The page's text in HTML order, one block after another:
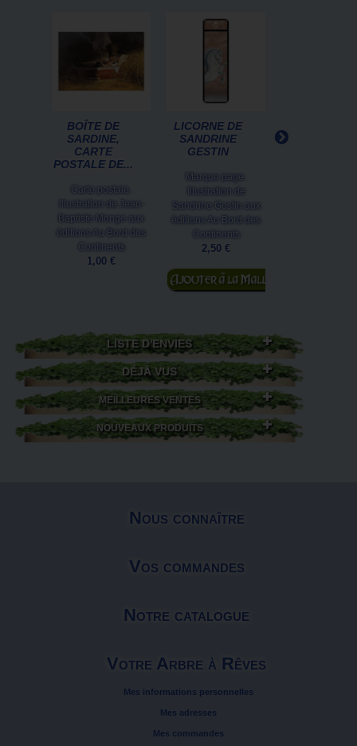
BOÎTE DE
SARDINE,
CARTE
POSTALE DE...
Carte postale.
Illustration de Jean-
Baptiste Monge aux
éditions Au Bord des
Continents
1,00 €
LICORNE DE
SANDRINE
GESTIN
Marque page.
Illustration de
Sandrine Gestin aux
éditions Au Bord des
Continents
2,50 €
Ajouter au
panier
LISTE D'ENVIES
DÉJÀ VUS
MEILLEURES VENTES
NOUVEAUX PRODUITS
Nous connaître
Vos commandes
Notre catalogue
Votre Arbre à Rêves
Mes informations personnelles
Mes adresses
Mes commandes